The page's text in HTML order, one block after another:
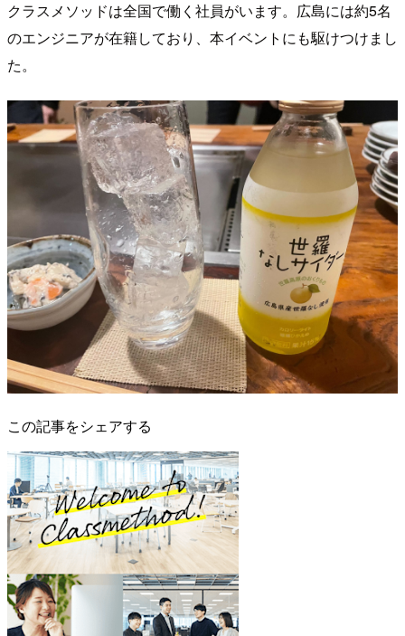
クラスメソッドは全国で働く社員がいます。広島には約5名
のエンジニアが在籍しており、本イベントにも駆けつけまし
た。
この記事をシェアする